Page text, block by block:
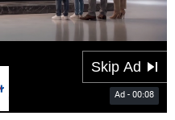
Mute
Settings
PIP
Enter